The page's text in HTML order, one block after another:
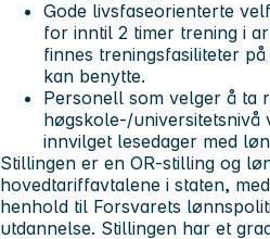
Gode livsfaseorienterte
for inntil 2 timer trening i
finnes treningsfasiliteter
kan benytte.
Personell som velger å ta
høgskole-/
innvilget lesedager med
Stillingen er en OR-stilling og
hovedtariffavtalene i staten,
henhold til Forsvarets
utdannelse. Stillingen har et